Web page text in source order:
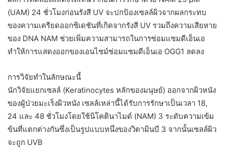
(UAM) 24 ชั่วโมงก่อนรังสี UV จะปกป้องเซลล์ผิวจากผลกระทบ
ของความเครียดออกซิเดชันที่เกิดจากรังสี UV รวมถึงความเสียหาย
ของ DNA NAM ช่วยเพิ่มความสามารถในการซ่อมแซมดีเอ็นเอ
ทำให้การแสดงออกของเอนไซม์ซ่อมแซมดีเอ็นเอ OGG1 ลดลง
การวิจัยทำในลักษณะนี้
นักวิจัยแยกเซลล์ (Keratinocytes หลักของมนุษย์) ออกจากผิวหนัง
ของผู้ป่วยมะเร็งผิวหนัง เซลล์เหล่านี้ได้รับการรักษาเป็นเวลา 18,
24 และ 48 ชั่วโมงโดยใช้นิโคตินาไมด์ (NAM) 3 ระดับความเข้ม
ข้นที่แตกต่างกันซึ่งเป็นรูปแบบหนึ่งของวิตามินบี 3 จากนั้นเซลล์ผิว
จะถูก UVB